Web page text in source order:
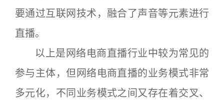
要通过互联网技术，融合了声音等元素进行
直播。
以上是网络电商直播行业中较为常见的
参与主体，但网络电商直播的业务模式非常
多元化，不同业务模式之间又存在着交叉、